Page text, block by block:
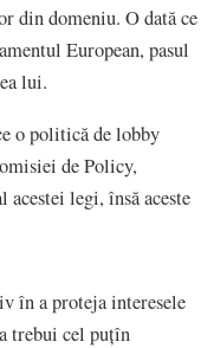
din domeniu. O dată ce
European, pasul
lui.
o politică de lobby
de Policy,
legi, însă aceste
în a proteja interesele
trebui cel puțîn